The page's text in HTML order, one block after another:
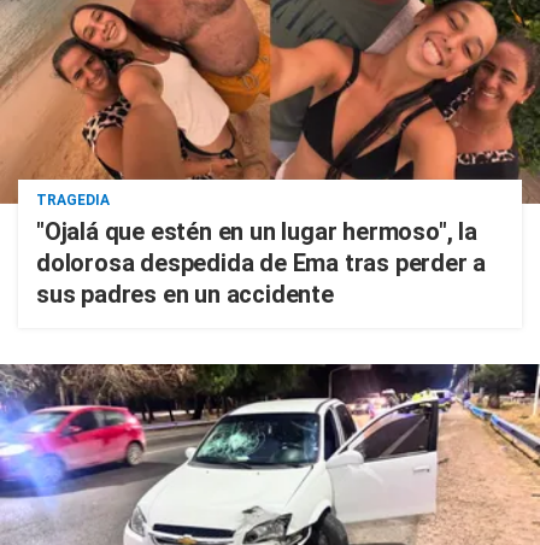
TRAGEDIA
"Ojalá que estén en un lugar hermoso", la
dolorosa despedida de Ema tras perder a
sus padres en un accidente